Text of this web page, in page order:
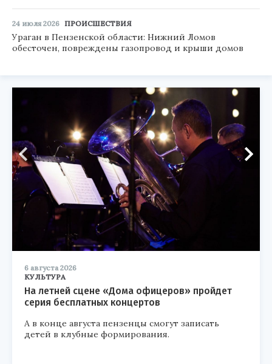
24 июля 2026 ПРОИСШЕСТВИЯ
Ураган в Пензенской области: Нижний Ломов
обесточен, повреждены газопровод и крыши домов
6 августа 2026
КУЛЬТУРА
На летней сцене «Дома офицеров» пройдет
серия бесплатных концертов
А в конце августа пензенцы смогут записать
детей в клубные формирования.